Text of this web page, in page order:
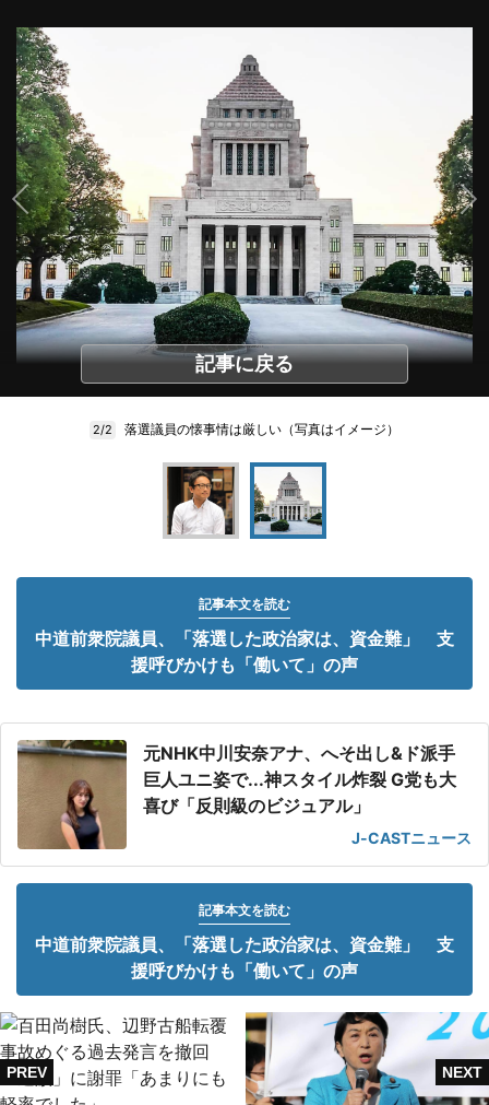
記事に戻る
2/2 落選議員の懐事情は厳しい（写真はイメージ）
記事本文を読む
中道前衆院議員、「落選した政治家は、資金難」 支
援呼びかけも「働いて」の声
元NHK中川安奈アナ、へそ出し&ド派手
巨人ユニ姿で...神スタイル炸裂 G党も大
喜び「反則級のビジュアル」
J-CASTニュース
記事本文を読む
中道前衆院議員、「落選した政治家は、資金難」 支
援呼びかけも「働いて」の声